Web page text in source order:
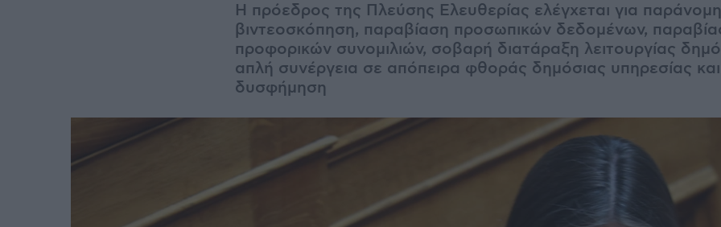
Η πρόεδρος της Πλεύσης Ελευθερίας ελέγχεται για παράνομη
βιντεοσκόπηση, παραβίαση προσωπικών δεδομένων,
προφορικών συνομιλιών, σοβαρή διατάραξη λειτουργίας
απλή συνέργεια σε απόπειρα φθοράς δημόσιας υπηρεσίας
δυσφήμηση